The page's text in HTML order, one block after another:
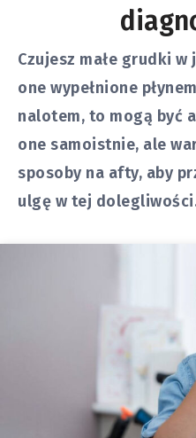
Czujesz małe grudki
one wypełnione
nalotem, to mogą być
one samoistnie, ale
sposoby na afty, aby
ulgę w tej